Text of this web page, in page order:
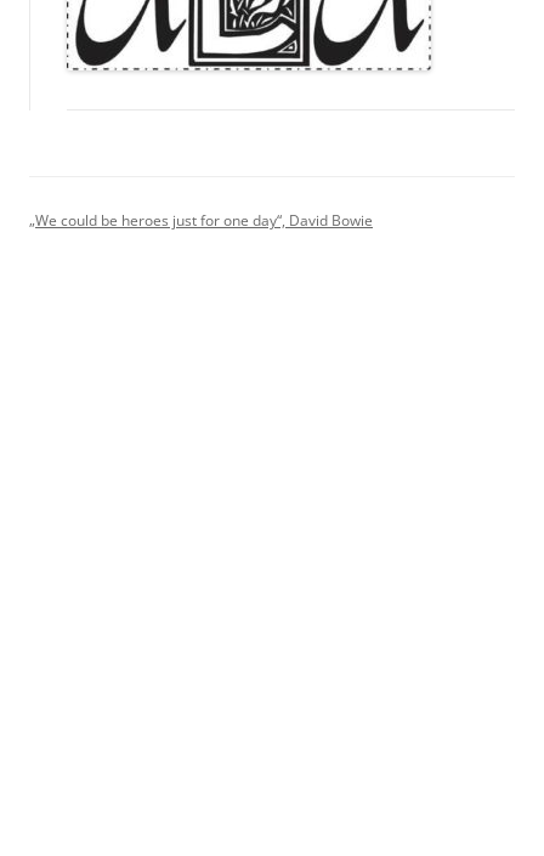
„We could be heroes just for one day“, David Bowie